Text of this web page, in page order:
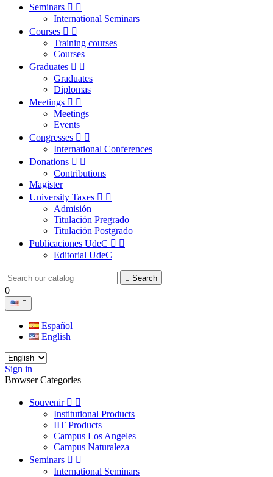
Seminars  
International Seminars
Courses  
Training courses
Courses
Graduates  
Graduates
Diplomas
Meetings  
Meetings
Events
Congresses  
International Conferences
Donations  
Contributions
Magister
University Taxes  
Admisión
Titulación Pregrado
Titulación Postgrado
Publicaciones UdeC  
Editorial UdeC
 Search
0

Español
English
Sign in
Browser Categories
Souvenir  
Institutional Products
IIT Products
Campus Los Angeles
Campus Naturaleza
Seminars  
International Seminars